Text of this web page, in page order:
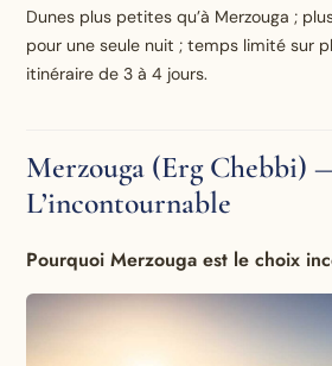
Dunes plus petites qu’à Merzouga ;
pour une seule nuit ; temps limité sur
itinéraire de 3 à 4 jours.
Merzouga (Erg Chebbi)
L’incontournable
Pourquoi Merzouga est le choix